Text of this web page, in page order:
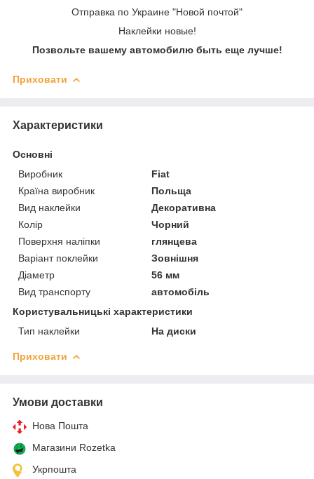
Отправка по Украине "Новой почтой"
Наклейки новые!
Позвольте вашему автомобилю быть еще лучше!
Приховати
Характеристики
Основні
Виробник
Fiat
Країна виробник
Польща
Вид наклейки
Декоративна
Колір
Чорний
Поверхня наліпки
глянцева
Варіант поклейки
Зовнішня
Діаметр
56 мм
Вид транспорту
автомобіль
Користувальницькі характеристики
Тип наклейки
На диски
Приховати
Умови доставки
Нова Пошта
Магазини Rozetka
Укрпошта